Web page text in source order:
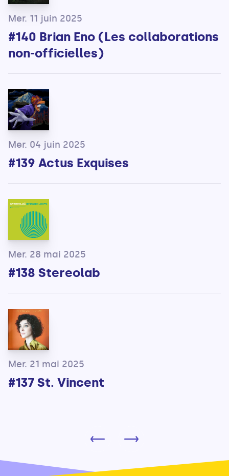
Mer. 11 juin 2025
#140 Brian Eno (Les collaborations
non-officielles)
Mer. 04 juin 2025
#139 Actus Exquises
Mer. 28 mai 2025
#138 Stereolab
Mer. 21 mai 2025
#137 St. Vincent